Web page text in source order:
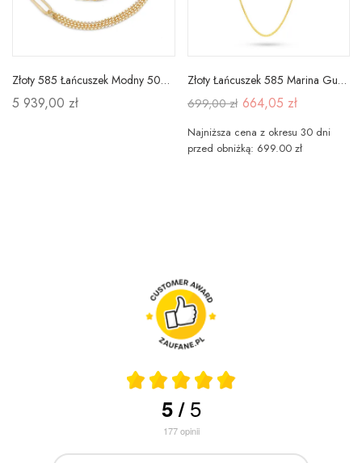
Złoty 585 Łańcuszek Modny 50cm na Prezent
5 939,00 zł
Złoty Łańcuszek 585 Marina Gucci 45cm PREZENT
699,00 zł 664,05 zł
Najniższa cena z okresu 30 dni
przed obniżką: 699.00 zł
5/5
177opinii